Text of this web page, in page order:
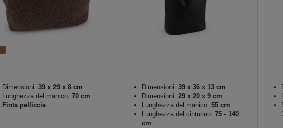
Dimensioni: 39 x 29 x 8 cm
Lunghezza del manico: 70 cm
Finta pelliccia
Dimensioni: 39 x 36 x 13 cm
Dimensioni: 29 x 20 x 9 cm
Lunghezza del manico: 55 cm
Lunghezza del cinturino: 75 - 140
cm